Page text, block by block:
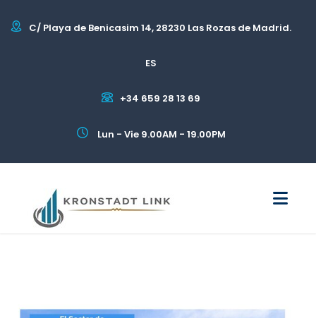
C/ Playa de Benicasim 14, 28230 Las Rozas de Madrid.
ES
+34 659 28 13 69
Lun - Vie 9.00AM - 19.00PM